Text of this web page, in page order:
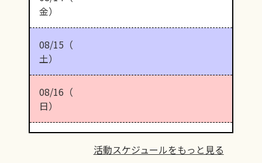
金）
08/15（
土）
08/16（
日）
活動スケジュールをもっと見る